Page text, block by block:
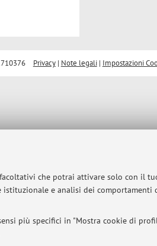
che potrai attivare solo con il
istituzionale e analisi dei comportamenti
più specifici in "Mostra cookie di
Privacy| Note legali| Impostazioni